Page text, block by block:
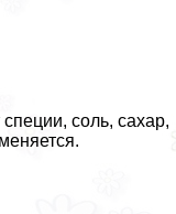
соль, сахар,